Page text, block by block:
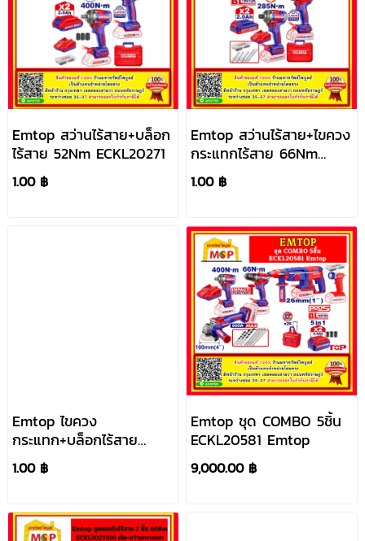
Emtop สว่านไร้สาย+บล็อก
ไร้สาย 52Nm ECKL20271
1.00 ฿
Emtop สว่านไร้สาย+ไขควง
กระแทกไร้สาย 66Nm
ECKL20277
1.00 ฿
Emtop ไขควง
กระแทก+บล็อกไร้สาย
230Nm ECIWL20236
1.00 ฿
Emtop ชุด COMBO 5ชิ้น
ECKL20581 Emtop
9,000.00 ฿